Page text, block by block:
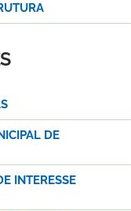
DE
INTERESSE